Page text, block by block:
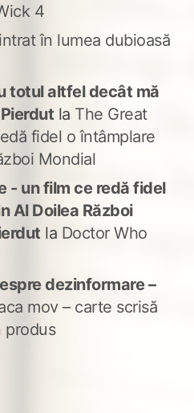
4
în lumea dubioasă
totul altfel decât mă
la The Great
fidel o întâmplare
Mondial
- un film ce redă fidel
Al Doilea Război
la Doctor Who
dezinformare –
mov – carte scrisă
produs